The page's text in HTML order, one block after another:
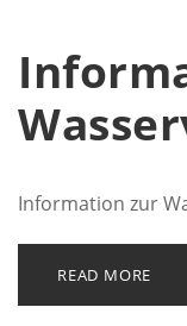
Information zur
READ MORE